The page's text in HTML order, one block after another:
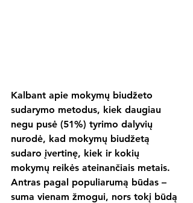
Kalbant apie mokymų biudžeto
sudarymo metodus, kiek daugiau
negu pusė (51%) tyrimo dalyvių
nurodė, kad mokymų biudžetą
sudaro įvertinę, kiek ir kokių
mokymų reikės ateinančiais metais.
Antras pagal populiarumą būdas –
suma vienam žmogui, nors tokį būdą